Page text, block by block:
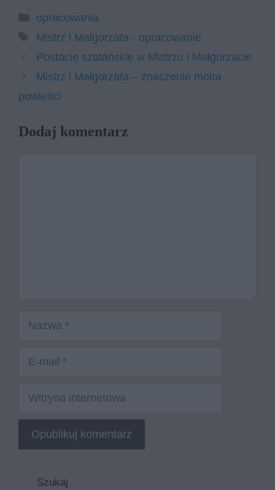
Kategorie
opracowania
Tagi
Mistrz i Małgorzata - opracowanie
Postacie szatańskie w Mistrzu i Małgorzacie
Mistrz i Małgorzata – znaczenie motta
powieści
Dodaj komentarz
Witryna
internetowa
Szukaj